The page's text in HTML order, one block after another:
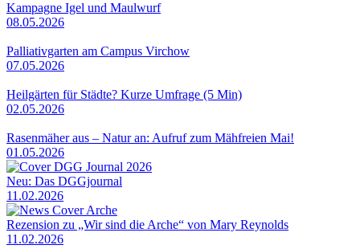
Kampagne Igel und Maulwurf
08.05.2026
Palliativgarten am Campus Virchow
07.05.2026
Heilgärten für Städte? Kurze Umfrage (5 Min)
02.05.2026
Rasenmäher aus – Natur an: Aufruf zum Mähfreien Mai!
01.05.2026
Neu: Das DGGjournal
11.02.2026
Rezension zu „Wir sind die Arche“ von Mary Reynolds
11.02.2026